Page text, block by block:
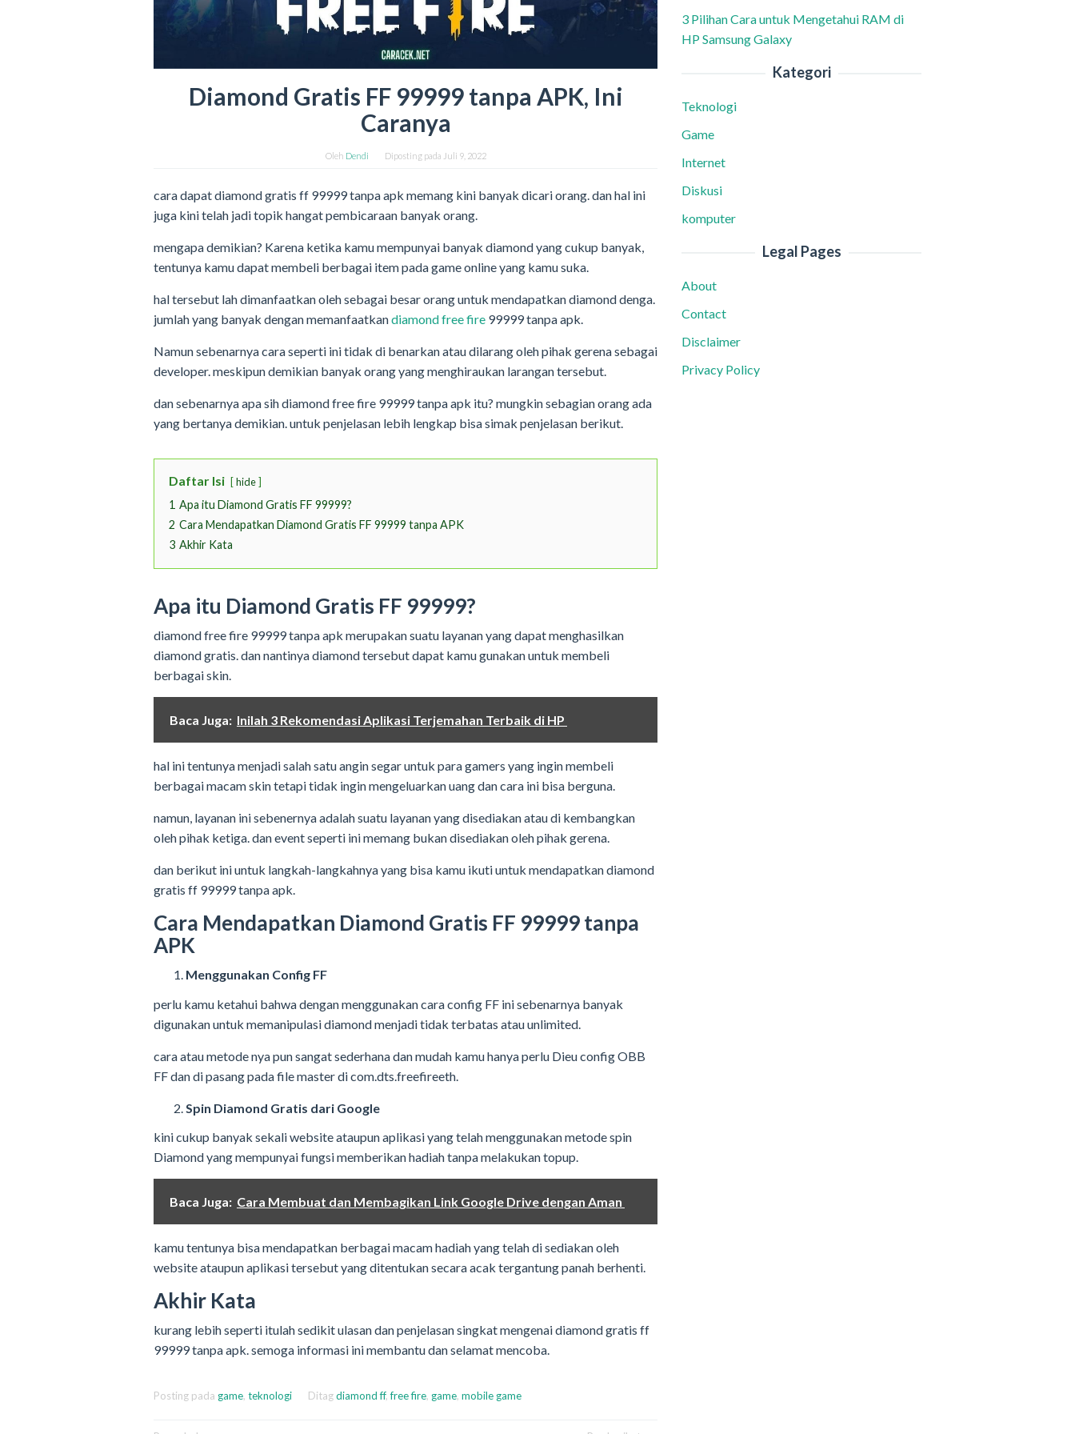
Diamond Gratis FF 99999 tanpa APK, Ini
Caranya
Oleh Dendi Diposting pada Juli 9, 2022
cara dapat diamond gratis ff 99999 tanpa apk memang kini banyak dicari orang. dan hal ini
juga kini telah jadi topik hangat pembicaraan banyak orang.
mengapa demikian? Karena ketika kamu mempunyai banyak diamond yang cukup banyak,
tentunya kamu dapat membeli berbagai item pada game online yang kamu suka.
hal tersebut lah dimanfaatkan oleh sebagai besar orang untuk mendapatkan diamond denga.
jumlah yang banyak dengan memanfaatkandiamond free fire 99999 tanpa apk.
Namun sebenarnya cara seperti ini tidak di benarkan atau dilarang oleh pihak gerena sebagai
developer. meskipun demikian banyak orang yang menghiraukan larangan tersebut.
dan sebenarnya apa sih diamond free fire 99999 tanpa apk itu? mungkin sebagian orang ada
yang bertanya demikian. untuk penjelasan lebih lengkap bisa simak penjelasan berikut.
Daftar Isi hide
1 Apa itu Diamond Gratis FF 99999?
2 Cara Mendapatkan Diamond Gratis FF 99999 tanpa APK
3 Akhir Kata
Apa itu Diamond Gratis FF 99999?
diamond free fire 99999 tanpa apk merupakan suatu layanan yang dapat menghasilkan
diamond gratis. dan nantinya diamond tersebut dapat kamu gunakan untuk membeli
berbagai skin.
Baca Juga: Inilah 3 Rekomendasi Aplikasi Terjemahan Terbaik di HP
hal ini tentunya menjadi salah satu angin segar untuk para gamers yang ingin membeli
berbagai macam skin tetapi tidak ingin mengeluarkan uang dan cara ini bisa berguna.
namun, layanan ini sebenernya adalah suatu layanan yang disediakan atau di kembangkan
oleh pihak ketiga. dan event seperti ini memang bukan disediakan oleh pihak gerena.
dan berikut ini untuk langkah-langkahnya yang bisa kamu ikuti untuk mendapatkan diamond
gratis ff 99999 tanpa apk.
Cara Mendapatkan Diamond Gratis FF 99999 tanpa
APK
Menggunakan Config FF
perlu kamu ketahui bahwa dengan menggunakan cara config FF ini sebenarnya banyak
digunakan untuk memanipulasi diamond menjadi tidak terbatas atau unlimited.
cara atau metode nya pun sangat sederhana dan mudah kamu hanya perlu Dieu config OBB
FF dan di pasang pada file master di com.dts.freefireeth.
Spin Diamond Gratis dari Google
kini cukup banyak sekali website ataupun aplikasi yang telah menggunakan metode spin
Diamond yang mempunyai fungsi memberikan hadiah tanpa melakukan topup.
Baca Juga: Cara Membuat dan Membagikan Link Google Drive dengan Aman
kamu tentunya bisa mendapatkan berbagai macam hadiah yang telah di sediakan oleh
website ataupun aplikasi tersebut yang ditentukan secara acak tergantung panah berhenti.
Akhir Kata
kurang lebih seperti itulah sedikit ulasan dan penjelasan singkat mengenai diamond gratis ff
99999 tanpa apk. semoga informasi ini membantu dan selamat mencoba.
Posting pada game, teknologi Ditagdiamond ff,free fire, game, mobile game
3 Pilihan Cara untuk Mengetahui RAM di
HP Samsung Galaxy
Kategori
Teknologi
Game
Internet
Diskusi
komputer
Legal Pages
About
Contact
Disclaimer
Privacy Policy